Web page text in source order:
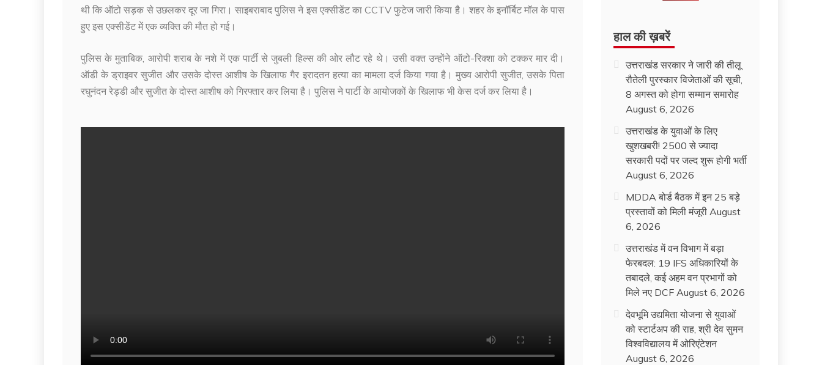
थी कि ऑटो सड़क से उछलकर दूर जा गिरा। साइबराबाद पुलिस ने इस एक्सीडेंट का CCTV फुटेज जारी किया है। शहर के इनॉर्बिट मॉल के पास
हुए इस एक्सीडेंट में एक व्यक्ति की मौत हो गई।
पुलिस के मुताबिक, आरोपी शराब के नशे में एक पार्टी से जुबली हिल्स की ओर लौट रहे थे। उसी वक्त उन्होंने ऑटो-रिक्शा को टक्कर मार दी।
ऑडी के ड्राइवर सुजीत और उसके दोस्त आशीष के खिलाफ गैर इरादतन हत्या का मामला दर्ज किया गया है। मुख्य आरोपी सुजीत, उसके पिता
रघुनंदन रेड्डी और सुजीत के दोस्त आशीष को गिरफ्तार कर लिया है। पुलिस ने पार्टी के आयोजकों के खिलाफ भी केस दर्ज कर लिया है।
हाल की ख़बरें
उत्तराखंड सरकार ने जारी की तीलू
रौतेली पुरस्कार विजेताओं की सूची,
8 अगस्त को होगा सम्मान समारोह
August 6, 2026
उत्तराखंड के युवाओं के लिए
खुशखबरी! 2500 से ज्यादा
सरकारी पदों पर जल्द शुरू होगी भर्ती
August 6, 2026
MDDA बोर्ड बैठक में इन 25 बड़े
प्रस्तावों को मिली मंजूरी August
6, 2026
उत्तराखंड में वन विभाग में बड़ा
फेरबदल: 19 IFS अधिकारियों के
तबादले, कई अहम वन प्रभागों को
मिले नए DCF August 6, 2026
देवभूमि उद्यमिता योजना से युवाओं
को स्टार्टअप की राह, श्री देव सुमन
विश्वविद्यालय में ओरिएंटेशन
August 6, 2026